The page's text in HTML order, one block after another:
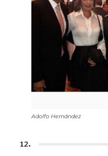
Adolfo Hernández
12.